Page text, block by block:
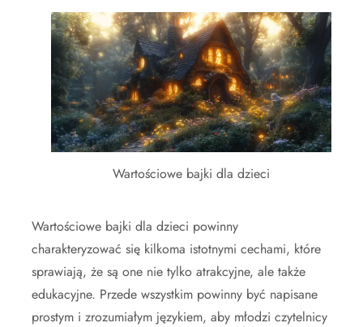
Wartościowe bajki dla dzieci
Wartościowe bajki dla dzieci powinny
charakteryzować się kilkoma istotnymi cechami, które
sprawiają, że są one nie tylko atrakcyjne, ale także
edukacyjne. Przede wszystkim powinny być napisane
prostym i zrozumiałym językiem, aby młodzi czytelnicy